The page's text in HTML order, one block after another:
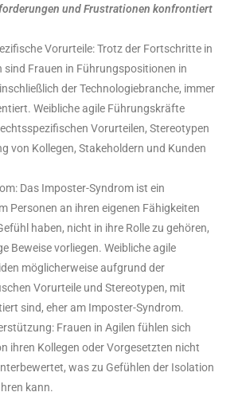
und Frustrationen konfrontiert
Vorurteile: Trotz der Fortschritte in
sind Frauen in Führungspositionen in
der Technologiebranche, immer
Weibliche agile Führungskräfte
Vorurteilen, Stereotypen
von Kollegen, Stakeholdern und Kunden
Das Imposter-Syndrom ist ein
Personen an ihren eigenen Fähigkeiten
haben, nicht in ihre Rolle zu gehören,
Beweise vorliegen. Weibliche agile
möglicherweise aufgrund der
Vorurteile und Stereotypen, mit
sind, eher am Imposter-Syndrom.
Frauen in Agilen fühlen sich
ihren Kollegen oder Vorgesetzten nicht
was zu Gefühlen der Isolation
kann.